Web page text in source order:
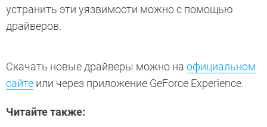
устранить эти уязвимости можно с помощью
драйверов.
Скачать новые драйверы можно на официальном
сайте или через приложение GeForce Experience.
Читайте также: